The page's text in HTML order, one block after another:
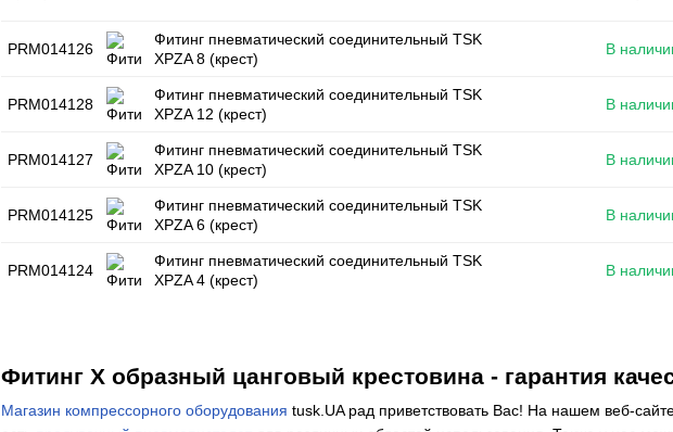
Фитинг Х образный цанговый крестовина - гарантия
Магазин компрессорного оборудования tusk.UA рад приветствовать Вас! На нашем веб-
PRM014126
Фитинг пневматический соединительный TSK
XPZA 8 (крест)
В
PRM014128
Фитинг пневматический соединительный TSK
XPZA 12 (крест)
В
PRM014127
Фитинг пневматический соединительный TSK
XPZA 10 (крест)
В
PRM014125
Фитинг пневматический соединительный TSK
XPZA 6 (крест)
В
PRM014124
Фитинг пневматический соединительный TSK
XPZA 4 (крест)
В